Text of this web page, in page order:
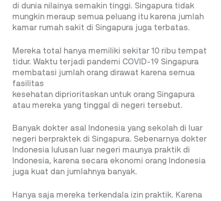
di dunia nilainya semakin tinggi. Singapura tidak
mungkin meraup semua peluang itu karena jumlah
kamar rumah sakit di Singapura juga terbatas.
Mereka total hanya memiliki sekitar 10 ribu tempat
tidur. Waktu terjadi pandemi COVID-19 Singapura
membatasi jumlah orang dirawat karena semua
fasilitas
kesehatan diprioritaskan untuk orang Singapura
atau mereka yang tinggal di negeri tersebut.
Banyak dokter asal Indonesia yang sekolah di luar
negeri berpraktek di Singapura. Sebenarnya dokter
Indonesia lulusan luar negeri maunya praktik di
Indonesia, karena secara ekonomi orang Indonesia
juga kuat dan jumlahnya banyak.
Hanya saja mereka terkendala izin praktik. Karena